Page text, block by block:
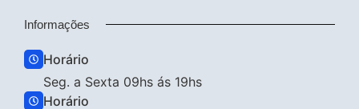
Informações
Horário
Seg. a Sexta 09hs ás 19hs
Horário